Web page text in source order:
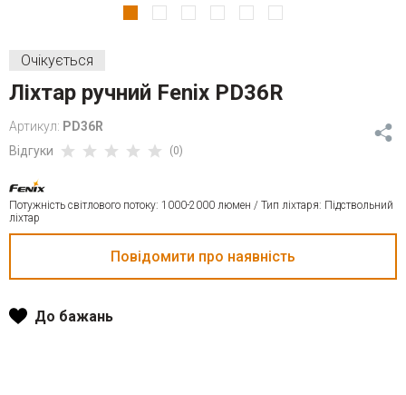
Очікується
Ліхтар ручний Fenix PD36R
Артикул: PD36R
Відгуки
(0)
Потужність світлового потоку: 1000-2000 люмен / Тип ліхтаря: Підствольний
ліхтар
До бажань